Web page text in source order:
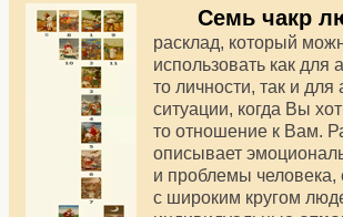
Семь чакр
расклад, который
использовать как для
то личности, так и для
ситуации, когда Вы
то отношение к Вам.
описывает
и проблемы человека,
с широким кругом